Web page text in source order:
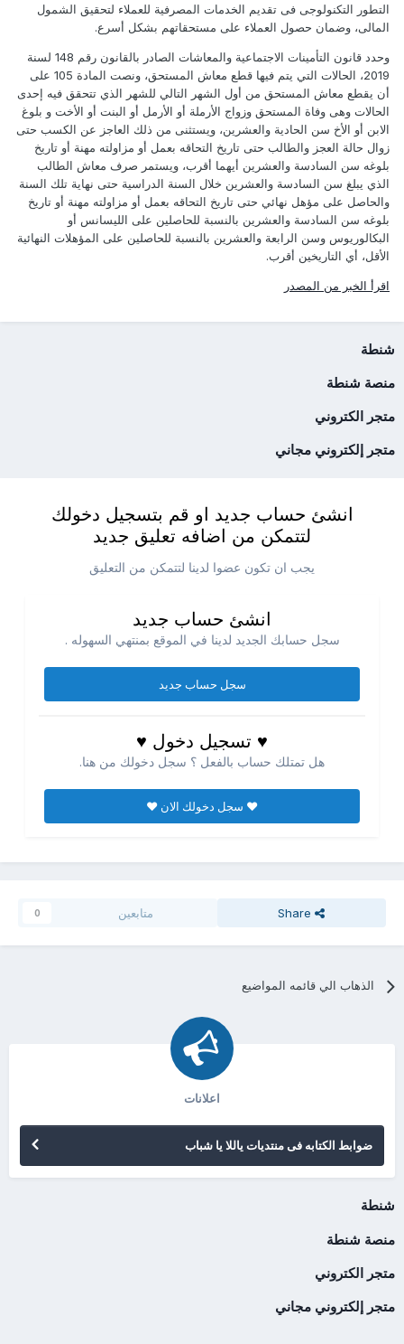
التطور التكنولوجى فى تقديم الخدمات المصرفية للعملاء لتحقيق الشمول
المالى، وضمان حصول العملاء على مستحقاتهم بشكل أسرع.
وحدد قانون التأمينات الاجتماعية والمعاشات الصادر بالقانون رقم 148 لسنة
2019، الحالات التي يتم فيها قطع معاش المستحق، ونصت المادة 105 على
أن يقطع معاش المستحق من أول الشهر التالي للشهر الذي تتحقق فيه إحدى
الحالات وهى وفاة المستحق وزواج الأرملة أو الأرمل أو البنت أو الأخت و بلوغ
الابن أو الأخ سن الحادية والعشرين، ويستثنى من ذلك العاجز عن الكسب حتى
زوال حالة العجز والطالب حتى تاريخ التحاقه بعمل أو مزاولته مهنة أو تاريخ
بلوغه سن السادسة والعشرين أيهما أقرب، ويستمر صرف معاش الطالب
الذي يبلغ سن السادسة والعشرين خلال السنة الدراسية حتى نهاية تلك السنة
والحاصل على مؤهل نهائي حتى تاريخ التحاقه بعمل أو مزاولته مهنة أو تاريخ
بلوغه سن السادسة والعشرين بالنسبة للحاصلين على الليسانس أو
البكالوريوس وسن الرابعة والعشرين بالنسبة للحاصلين على المؤهلات النهائية
الأقل، أي التاريخين أقرب.
اقرأ الخبر من المصدر
شنطة
منصة شنطة
متجر الكتروني
متجر إلكتروني مجاني
انشئ حساب جديد او قم بتسجيل دخولك
لتتمكن من اضافه تعليق جديد
يجب ان تكون عضوا لدينا لتتمكن من التعليق
انشئ حساب جديد
سجل حسابك الجديد لدينا في الموقع بمنتهي السهوله .
سجل حساب جديد
♥ تسجيل دخول ♥
هل تمتلك حساب بالفعل ؟ سجل دخولك من هنا.
♥ سجل دخولك الان ♥
Share متابعين 0
الذهاب الي قائمه المواضيع
اعلانات
ضوابط الكتابه فى منتديات ياللا يا شباب
شنطة
منصة شنطة
متجر الكتروني
متجر إلكتروني مجاني